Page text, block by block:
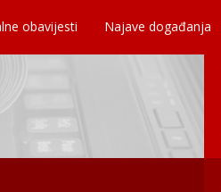
obavijesti Najave događanja